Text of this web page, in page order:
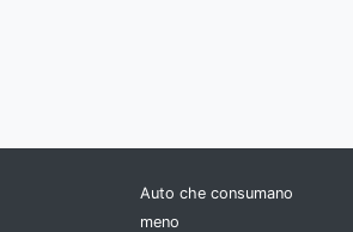
Renault
Auto che consumano
meno